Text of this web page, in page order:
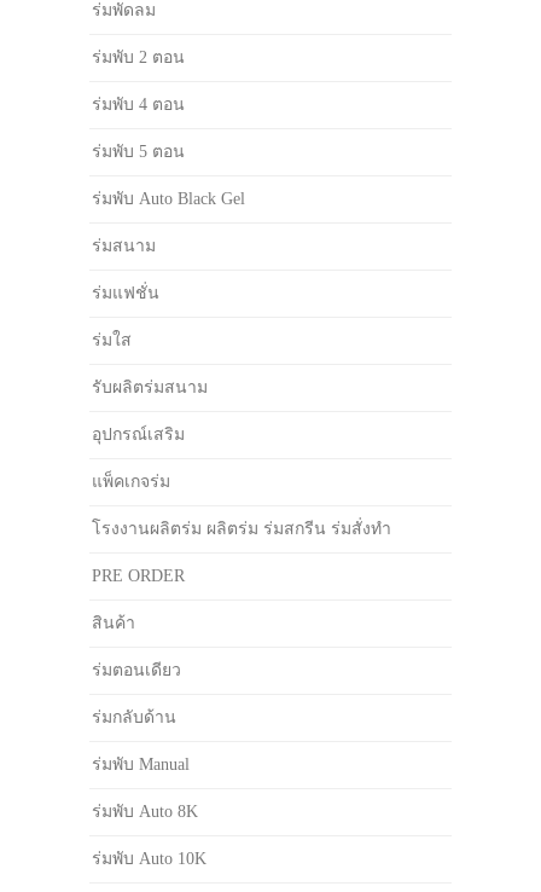
ร่มพัดลม
ร่มพับ 2 ตอน
ร่มพับ 4 ตอน
ร่มพับ 5 ตอน
ร่มพับ Auto Black Gel
ร่มสนาม
ร่มแฟชั่น
ร่มใส
รับผลิตร่มสนาม
อุปกรณ์เสริม
แพ็คเกจร่ม
โรงงานผลิตร่ม ผลิตร่ม ร่มสกรีน ร่มสั่งทำ
PRE ORDER
สินค้า
ร่มตอนเดียว
ร่มกลับด้าน
ร่มพับ Manual
ร่มพับ Auto 8K
ร่มพับ Auto 10K